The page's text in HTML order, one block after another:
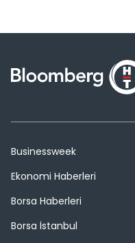
Businessweek
Ekonomi Haberleri
Borsa Haberleri
Borsa İstanbul